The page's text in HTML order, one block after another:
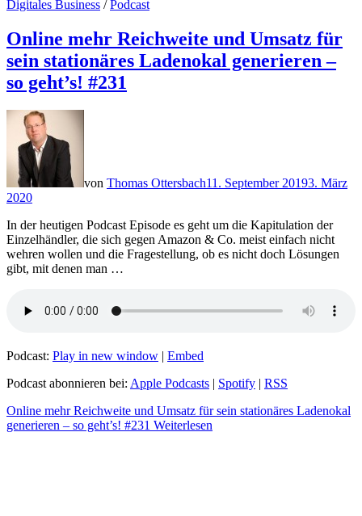
Digitales Business /Podcast
Online mehr Reichweite und Umsatz für
sein stationäres Ladenokal generieren –
so geht’s! #231
von Thomas Ottersbach11. September 20193. März
2020
In der heutigen Podcast Episode es geht um die Kapitulation der
Einzelhändler, die sich gegen Amazon & Co. meist einfach nicht
wehren wollen und die Fragestellung, ob es nicht doch Lösungen
gibt, mit denen man …
Podcast: Play in new window | Embed
Podcast abonnieren bei: Apple Podcasts | Spotify | RSS
Online mehr Reichweite und Umsatz für sein stationäres Ladenokal
generieren – so geht’s! #231 Weiterlesen